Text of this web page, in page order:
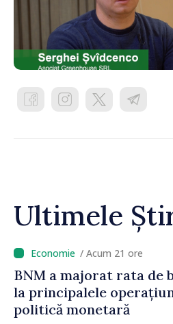
Ultimele
/ Acum 21 ore
BNM a majorat rata de
la principalele
politică monetară